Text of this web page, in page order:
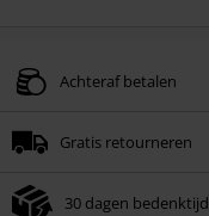
Achteraf betalen
Gratis retourneren
30 dagen bedenktijd